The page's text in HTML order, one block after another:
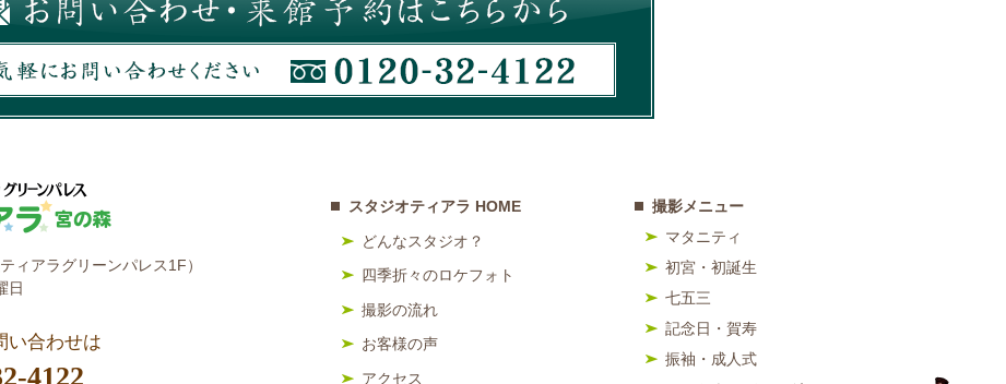
スタジオティアラ HOME
どんなスタジオ？
四季折々のロケフォト
撮影の流れ
お客様の声
アクセス
撮影メニュー
マタニティ
初宮・初誕生
七五三
記念日・賀寿
振袖・成人式
ィアラグリーンパレス1F）
日
い合わせは
4122